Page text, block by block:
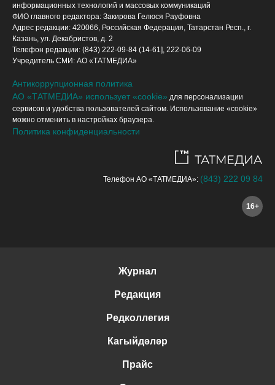
информационных технологий и массовых коммуникаций
ФИО главного редактора: Закирова Гелюся Рауфовна
Адрес редакции: 420066, Российская Федерация, Татарстан Респ., г.
Казань, ул. Декабристов, д. 2
Телефон редакции: (843) 222-09-84 (14-61], 222-06-09
Учредитель СМИ: АО «ТАТМЕДИА»
Антикоррупционная политика
АО «ТАТМЕДИА» использует «cookie» для персонализации
сервисов и удобства пользователей сайтом. Использование «cookie»
можно отменить в настройках браузера.
Политика конфиденциальности
Телефон АО «ТАТМЕДИА»: (843) 222 09 84
16+
Журнал
Редакция
Редколлегия
Кагыйдәләр
Прайс